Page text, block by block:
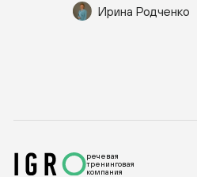
Ирина Родченко
речевая
тренинговая
компания